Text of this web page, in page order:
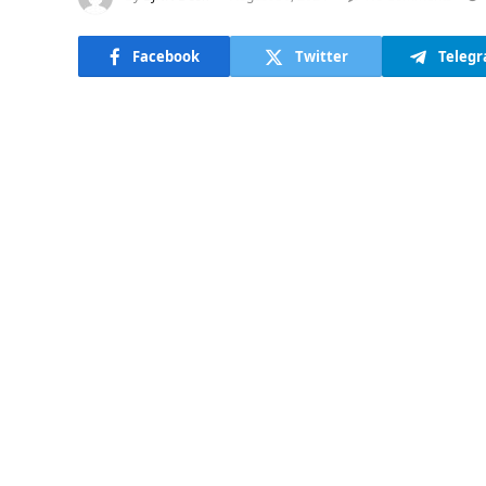
Facebook Twitter